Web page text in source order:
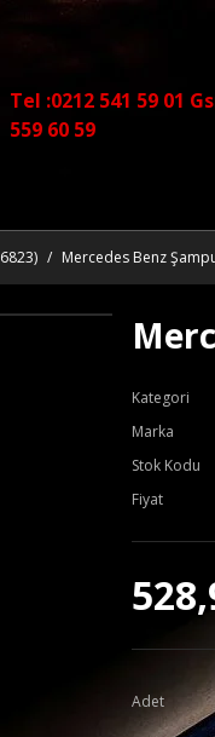
Tel :0212 541 59 01
559 60 59
Mercedes Benz
Kategori
Marka
Stok Kodu
Fiyat
Adet